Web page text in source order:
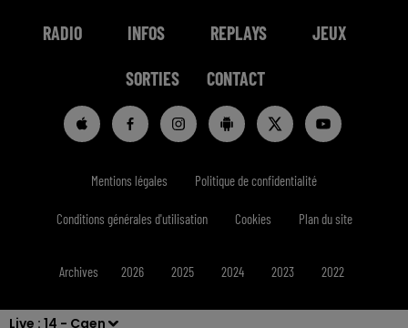
Live : 14 - Caen
RADIO INFOS REPLAYS JEUX
SORTIES CONTACT
Mentions légales Politique de confidentialité
Conditions générales d'utilisation Cookies Plan du site
Archives 2026 2025 2024 2023 2022